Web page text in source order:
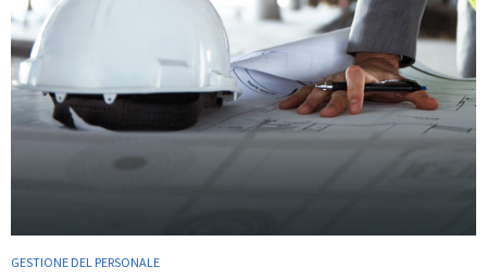
GESTIONE DEL PERSONALE